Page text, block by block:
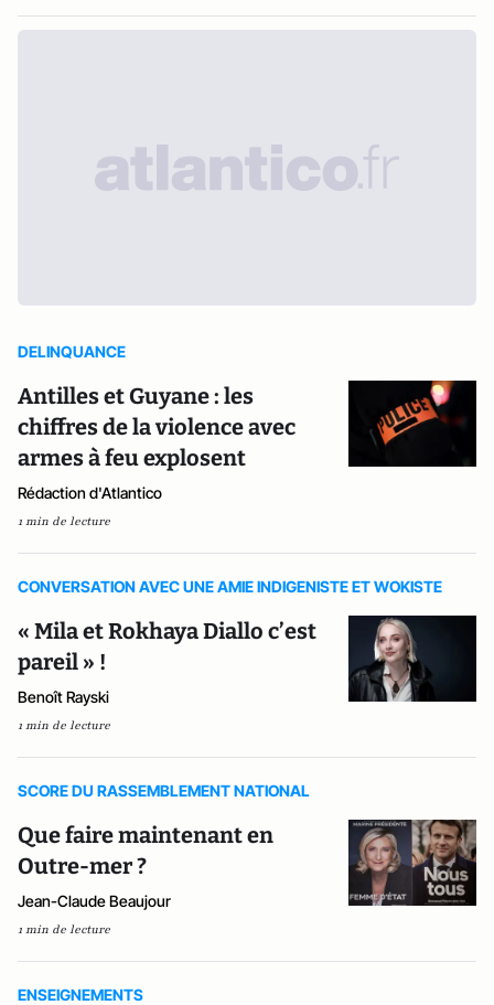
DELINQUANCE
Antilles et Guyane : les
chiffres de la violence avec
armes à feu explosent
Rédaction d'Atlantico
1 min de lecture
CONVERSATION AVEC UNE AMIE INDIGENISTE ET WOKISTE
« Mila et Rokhaya Diallo c’est
pareil » !
Benoît Rayski
1 min de lecture
SCORE DU RASSEMBLEMENT NATIONAL
Que faire maintenant en
Outre-mer ?
Jean-Claude Beaujour
1 min de lecture
ENSEIGNEMENTS